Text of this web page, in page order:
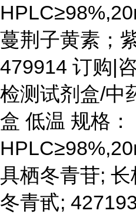
蔓荆子黄素；
479914 订购|
检测试剂盒/中
盒 低温 规格：
具栖冬青苷;
冬青甙;